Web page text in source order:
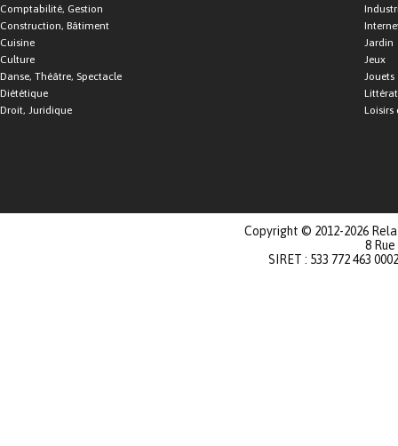
Comptabilité, Gestion
Construction, Bâtiment
Cuisine
Culture
Danse, Théâtre, Spectacle
Diététique
Droit, Juridique
Jardin
Jeux
Jouets
Loisirs
Copyright © 2012-2026
8
SIRET : 533 772 463